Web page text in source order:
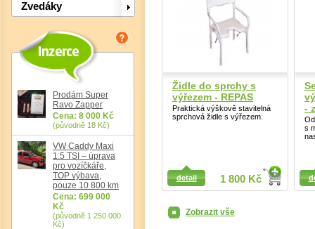
Zvedáky
Prodám Super
Ravo Zapper
Cena: 8 000 Kč
(původně 18 Kč)
VW Caddy Maxi
1.5 TSI – úprava
pro vozíčkáře,
TOP výbava,
pouze 10 800 km
Cena: 699 000
Kč
(původně 1 250 000
Kč)
Židle do sprchy s
výřezem - REPAS
Praktická výškově stavitelná
sprchová židle s výřezem.
1 800 Kč
detail
-
s
Detail
Detail
Zobrazit vše